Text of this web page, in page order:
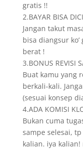
gratis !!
2.BAYAR BISA
Jangan takut
bisa diangsur
berat !
3.BONUS REVISI
Buat kamu yang
berkali-kali.
(sesuai konsep
4.ADA KOMISI
Bukan cuma
sampe selesai,
kalian. iya kalian!